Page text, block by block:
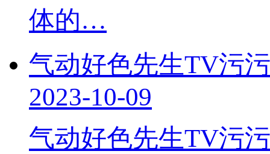
体的…
气动好色先生TV污
2023-10-09
气动好色先生TV污污由